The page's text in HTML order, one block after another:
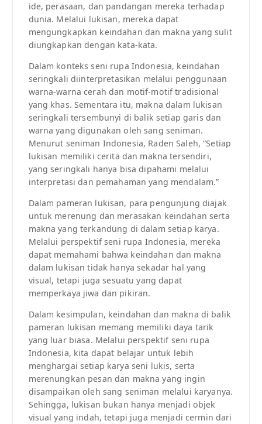
ide, perasaan, dan pandangan mereka terhadap
dunia. Melalui lukisan, mereka dapat
mengungkapkan keindahan dan makna yang sulit
diungkapkan dengan kata-kata.
Dalam konteks seni rupa Indonesia, keindahan
seringkali diinterpretasikan melalui penggunaan
warna-warna cerah dan motif-motif tradisional
yang khas. Sementara itu, makna dalam lukisan
seringkali tersembunyi di balik setiap garis dan
warna yang digunakan oleh sang seniman.
Menurut seniman Indonesia, Raden Saleh, “Setiap
lukisan memiliki cerita dan makna tersendiri,
yang seringkali hanya bisa dipahami melalui
interpretasi dan pemahaman yang mendalam.”
Dalam pameran lukisan, para pengunjung diajak
untuk merenung dan merasakan keindahan serta
makna yang terkandung di dalam setiap karya.
Melalui perspektif seni rupa Indonesia, mereka
dapat memahami bahwa keindahan dan makna
dalam lukisan tidak hanya sekadar hal yang
visual, tetapi juga sesuatu yang dapat
memperkaya jiwa dan pikiran.
Dalam kesimpulan, keindahan dan makna di balik
pameran lukisan memang memiliki daya tarik
yang luar biasa. Melalui perspektif seni rupa
Indonesia, kita dapat belajar untuk lebih
menghargai setiap karya seni lukis, serta
merenungkan pesan dan makna yang ingin
disampaikan oleh sang seniman melalui karyanya.
Sehingga, lukisan bukan hanya menjadi objek
visual yang indah, tetapi juga menjadi cermin dari